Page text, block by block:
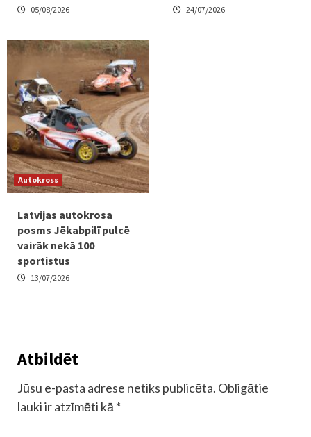
05/08/2026 24/07/2026
Autokross
Latvijas autokrosa
posms Jēkabpilī pulcē
vairāk nekā 100
sportistus
13/07/2026
Atbildēt
Jūsu e-pasta adrese netiks publicēta. Obligātie
lauki ir atzīmēti kā *